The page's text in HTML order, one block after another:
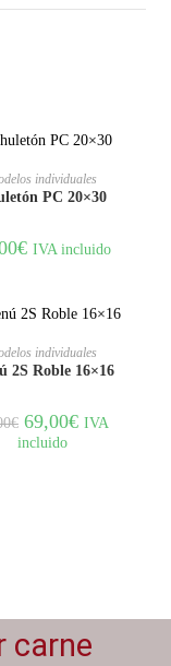
AL CARRITO
individuales
PC 20×30
€ IVA incluido
LEER MÁS
individuales
2S Roble 16×16
€ 69,00€ IVA
incluido
carne